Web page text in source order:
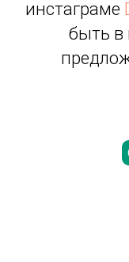
инстаграме
быть в